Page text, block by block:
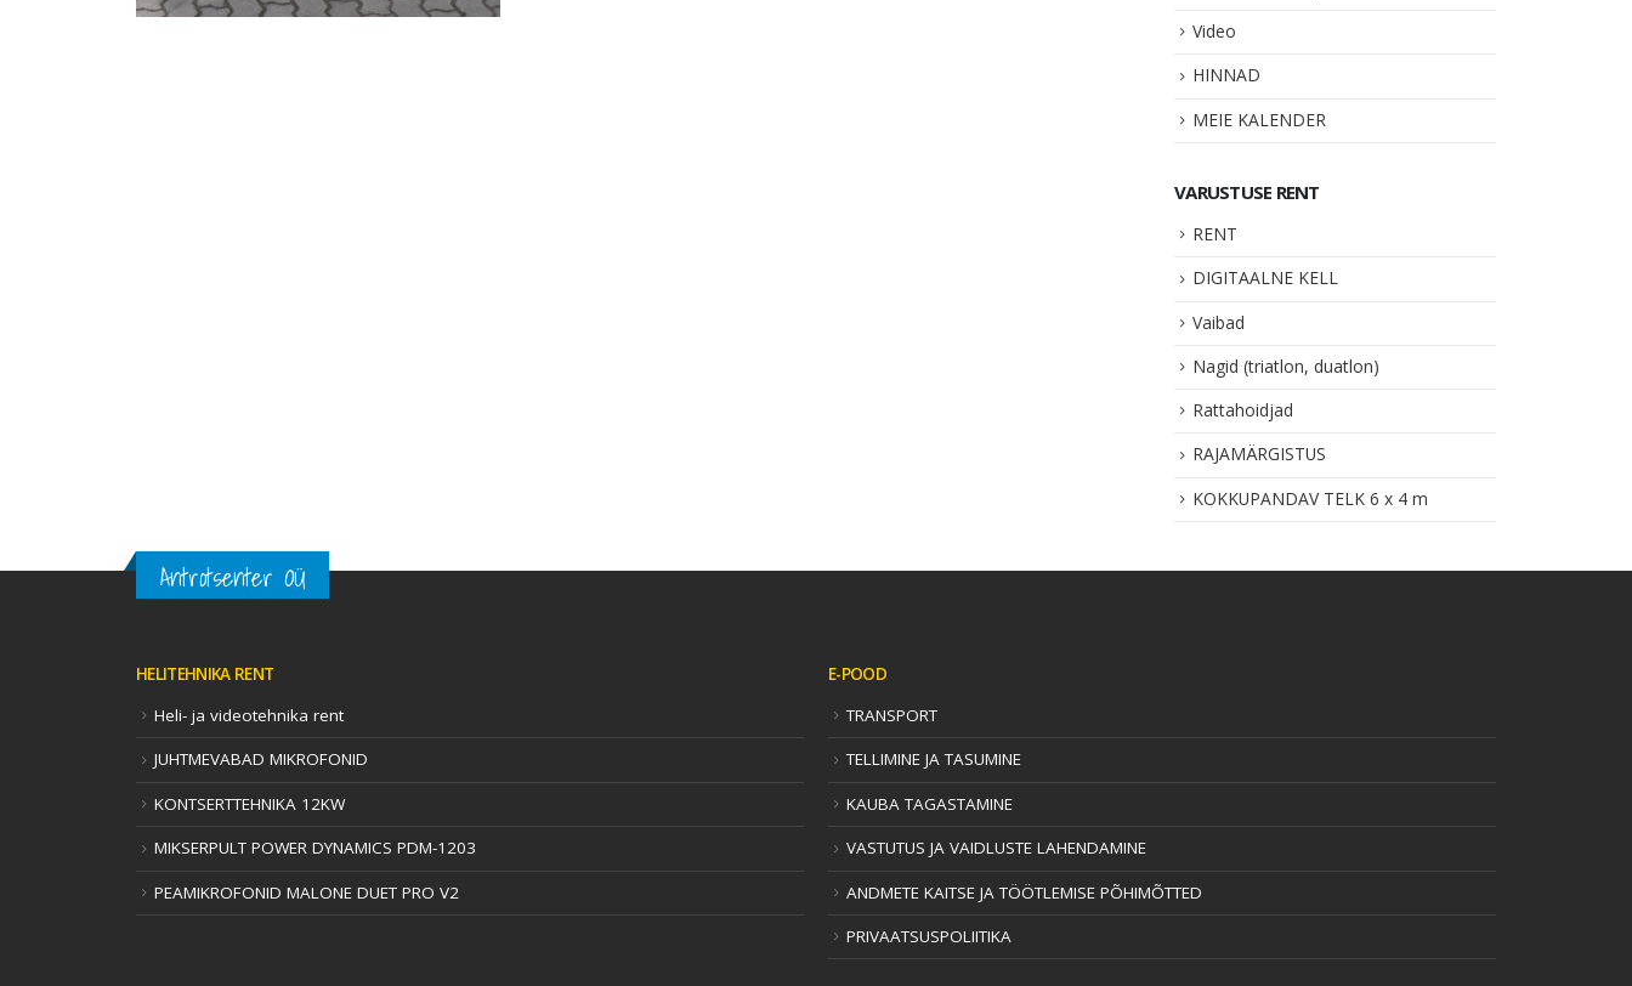
Video
HINNAD
MEIE KALENDER
VARUSTUSE RENT
RENT
DIGITAALNE KELL
Vaibad
Nagid (triatlon, duatlon)
Rattahoidjad
RAJAMÄRGISTUS
KOKKUPANDAV TELK 6 x 4 m
Antrotsenter OÜ
HELITEHNIKA RENT
Heli- ja videotehnika rent
JUHTMEVABAD MIKROFONID
KONTSERTTEHNIKA 12KW
MIKSERPULT POWER DYNAMICS PDM-1203
PEAMIKROFONID MALONE DUET PRO V2
E-POOD
TRANSPORT
TELLIMINE JA TASUMINE
KAUBA TAGASTAMINE
VASTUTUS JA VAIDLUSTE LAHENDAMINE
ANDMETE KAITSE JA TÖÖTLEMISE PÕHIMÕTTED
PRIVAATSUSPOLIITIKA